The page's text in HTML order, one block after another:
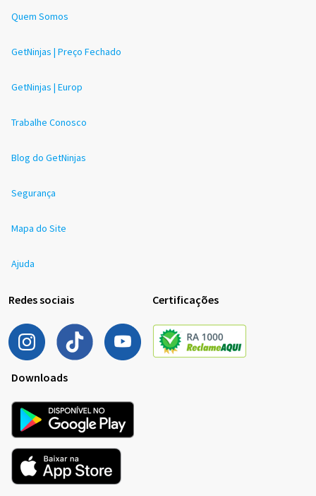
Quem Somos
GetNinjas | Preço Fechado
GetNinjas | Europ
Trabalhe Conosco
Blog do GetNinjas
Segurança
Mapa do Site
Ajuda
Redes sociais Certificações
Downloads